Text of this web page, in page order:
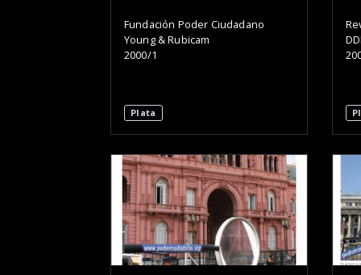
Fundación Poder Ciudadano
Young & Rubicam
2000/1
Plata